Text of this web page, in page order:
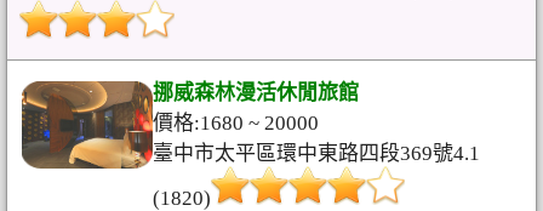
挪威森林漫活休閒旅館
價格:1680 ~ 20000
臺中市太平區環中東路四段369號4.1
(1820)